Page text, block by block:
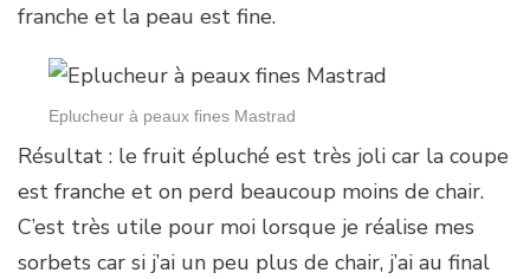
franche et la peau est fine.
Eplucheur à peaux fines Mastrad
Résultat : le fruit épluché est très joli car la coupe
est franche et on perd beaucoup moins de chair.
C’est très utile pour moi lorsque je réalise mes
sorbets car si j’ai un peu plus de chair, j’ai au final